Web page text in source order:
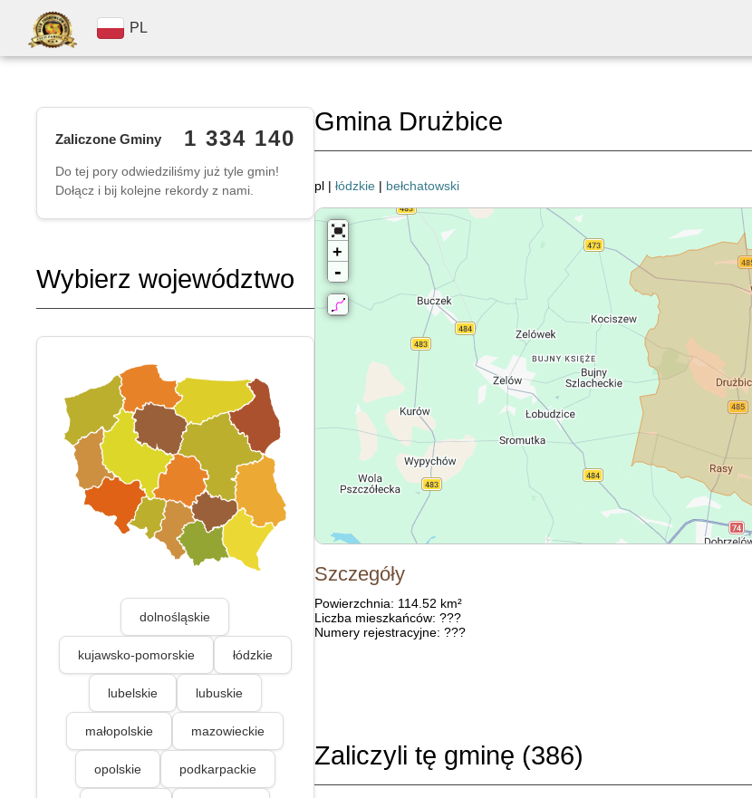
PL
Zaliczone Gminy 1 334 140
Do tej pory odwiedziliśmy już tyle gmin!
Dołącz i bij kolejne rekordy z nami.
Wybierz województwo
dolnośląskie
kujawsko-pomorskie łódzkie
lubelskie lubuskie
małopolskie mazowieckie
opolskie podkarpackie
Gmina Drużbice
pl | łódzkie| bełchatowski
+
-
Szczegóły
Powierzchnia: 114.52 km²
Liczba mieszkańców: ???
Numery rejestracyjne: ???
Zaliczyli tę gminę (386)